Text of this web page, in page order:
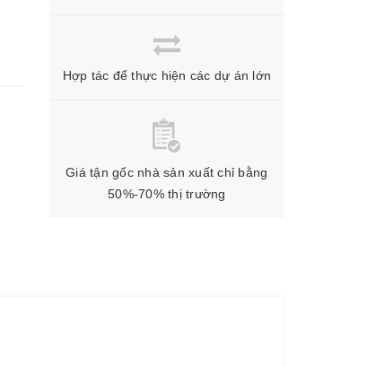
Hợp tác để thực hiện các dự án lớn
Giá tận gốc nhà sản xuất chỉ bằng
50%-70% thị trường